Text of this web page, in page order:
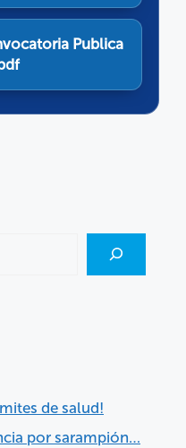
Publica
de salud!
por sarampión…